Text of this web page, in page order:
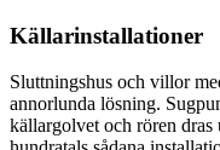
Källarinstallationer
Sluttningshus och villor
annorlunda lösning.
källargolvet och rören